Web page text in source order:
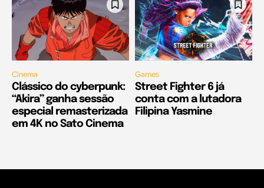
Cinema
Clássico do cyberpunk:
“Akira” ganha sessão
especial remasterizada
em 4K no Sato Cinema
Games
Street Fighter 6 já
conta com a lutadora
Filipina Yasmine